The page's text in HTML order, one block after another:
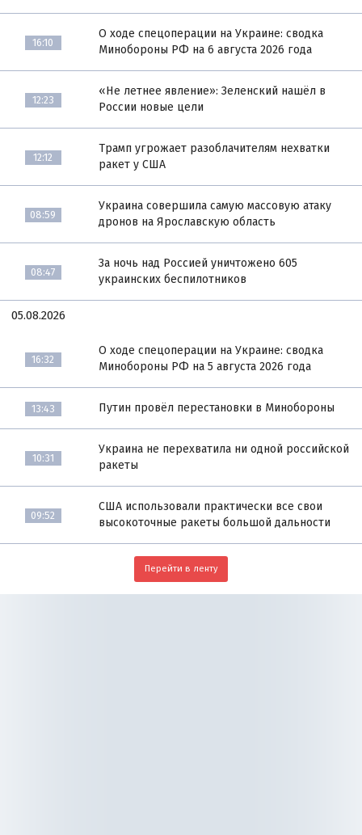
16:10
О ходе спецоперации на Украине: сводка
Минобороны РФ на 6 августа 2026 года
12:23
«Не летнее явление»: Зеленский нашёл в
России новые цели
12:12
Трамп угрожает разоблачителям нехватки
ракет у США
08:59
Украина совершила самую массовую атаку
дронов на Ярославскую область
08:47
За ночь над Россией уничтожено 605
украинских беспилотников
05.08.2026
16:32
О ходе спецоперации на Украине: сводка
Минобороны РФ на 5 августа 2026 года
13:43 Путин провёл перестановки в Минобороны
10:31
Украина не перехватила ни одной российской
ракеты
09:52
США использовали практически все свои
высокоточные ракеты большой дальности
Перейти в ленту